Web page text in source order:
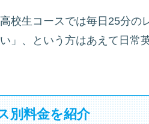
校生コースでは毎日25分の
」、という方はあえて日常
別料金を紹介